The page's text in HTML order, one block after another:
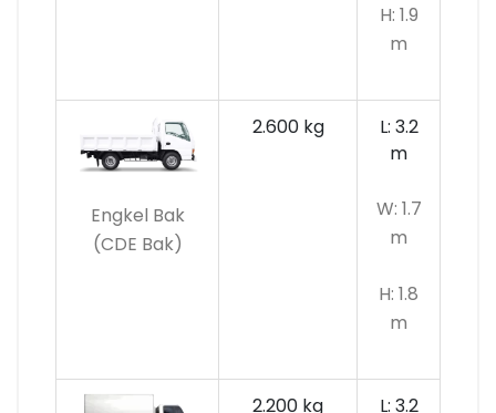
H: 1.9
m
Engkel Bak
(CDE Bak)
2.600 kg
L: 3.2
m
W: 1.7
m
H: 1.8
m
2.200 kg
L: 3.2